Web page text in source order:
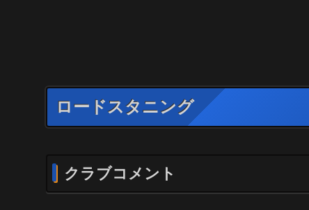
ロードスタニング
クラブコメント